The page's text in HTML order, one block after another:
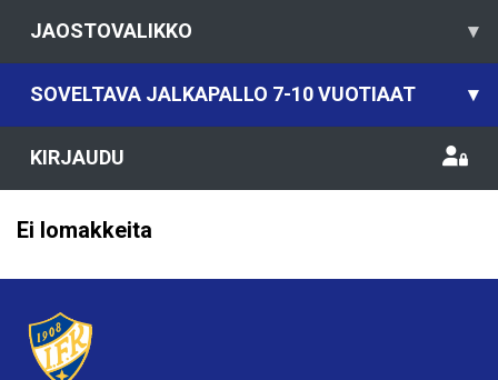
JAOSTOVALIKKO ▾
SOVELTAVA JALKAPALLO 7-10 VUOTIAAT ▾
KIRJAUDU
Ei lomakkeita